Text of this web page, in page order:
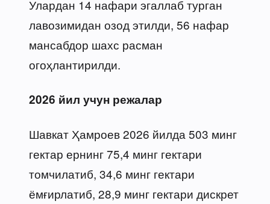
Улардан 14 нафари эгаллаб турган
лавозимидан озод этилди, 56 нафар
мансабдор шахс расман
огоҳлантирилди.
2026 йил учун режалар
Шавкат Ҳамроев 2026 йилда 503 минг
гектар ернинг 75,4 минг гектари
томчилатиб, 34,6 минг гектари
ёмғирлатиб, 28,9 минг гектари дискрет